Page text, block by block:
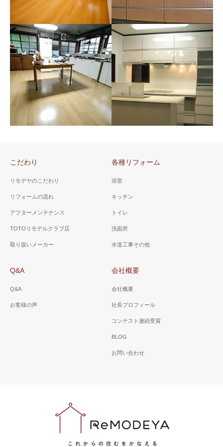
山梨県 甲府市 Ａ様邸
（キッチン工事）
リフォーム。
キッチンの引き出しタイプを
窓も開けられます。
（キッチン工事）
明るくお掃除がしやすいフロ
換。給湯配管を台所まで引き
（キッチン工事）
台所とリビングを一体感があ
ーターを入れお掃除や家事が
こだわり
リモデヤのこだわり
リフォームの流れ
アフターメンテナンス
TOTOリモデルクラブ店
取り扱いメーカー
各種リフォーム
浴室
キッチン
トイレ
洗面所
水道工事その他
Q&A
Q&A
お客様の声
会社概要
会社概要
社長プロフィール
コンテスト連続受賞
BLOG
お問い合わせ